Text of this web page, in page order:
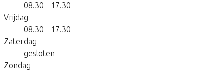
08.30 - 17.30
Vrijdag
08.30 - 17.30
Zaterdag
gesloten
Zondag